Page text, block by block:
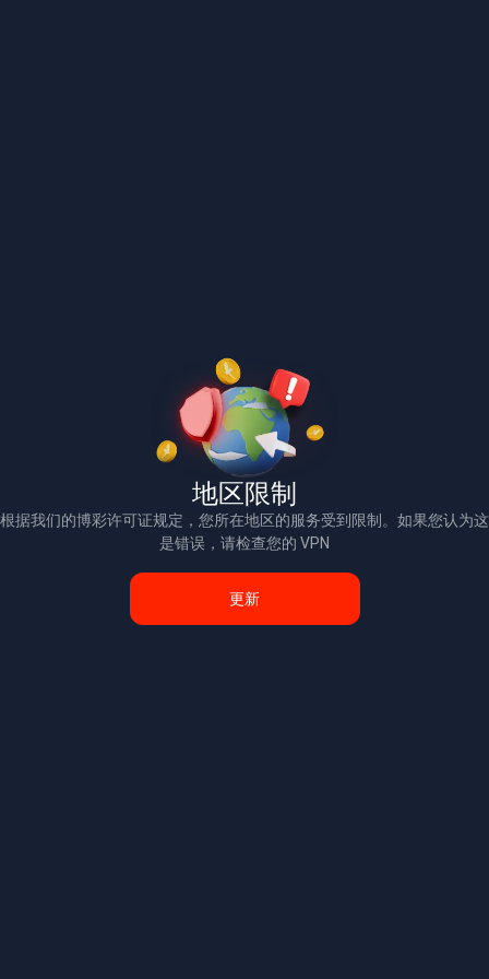
地区限制
根据我们的博彩许可证规定，您所在地区的服务受到限制。如果您认为这
是错误，请检查您的 VPN
更新